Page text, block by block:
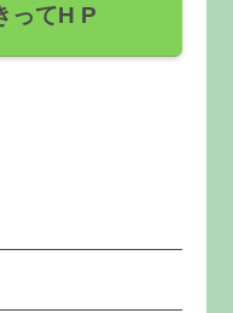
ってH P